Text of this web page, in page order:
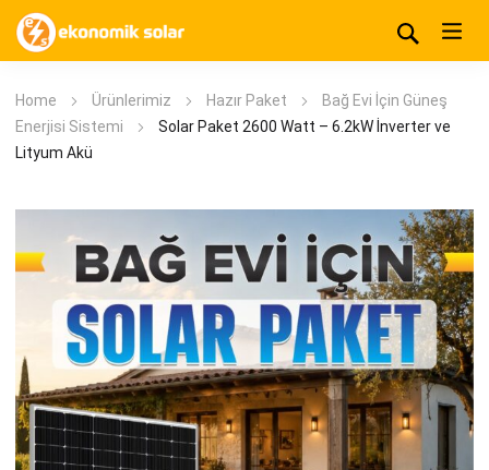
Home Ürünlerimiz Hazır Paket
Bağ Evi İçin Güneş
Enerjisi Sistemi
Solar Paket 2600 Watt – 6.2kW İnverter ve
Lityum Akü